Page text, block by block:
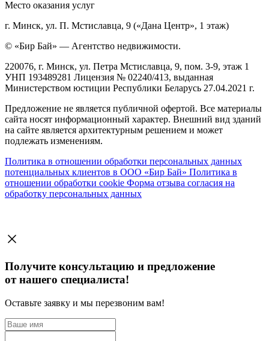
Место оказания услуг
г. Минск, ул. П. Мстиславца, 9 («Дана Центр», 1 этаж)
© «Бир Бай» — Агентство недвижимости.
220076, г. Минск, ул. Петра Мстиславца, 9, пом. 3-9, этаж 1
УНП 193489281 Лицензия № 02240/413, выданная
Министерством юстиции Республики Беларусь 27.04.2021 г.
Предложение не является публичной офертой. Все материалы
сайта носят информационный характер. Внешний вид зданий
на сайте является архитектурным решением и может
подлежать изменениям.
Политика в отношении обработки персональных данных
потенциальных клиентов в ООО «Бир Бай» Политика в
отношении обработки cookie Форма отзыва согласия на
обработку персональных данных
Получите консультацию и предложение
от нашего специалиста!
Оставьте заявку и мы перезвоним вам!